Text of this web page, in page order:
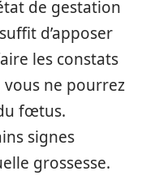
de gestation
d’apposer
les constats
ne pourrez
fœtus.
signes
grossesse.